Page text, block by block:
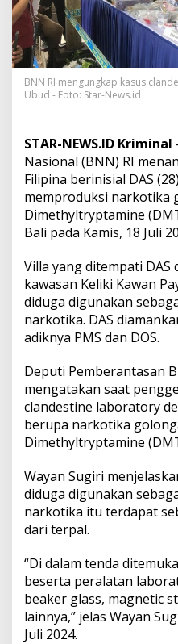
t
i
n
e
L
a
b
a
t
o
r
y
N
a
r
o
t
i
k
a
J
n
s
D
M
T
e
r
t
a
D
i
t
e
m
BNN RI mengungkap kasus
Ubud - Foto: Star-News.id
STAR-NEWS.ID Kriminal
Nasional (BNN) RI
Filipina berinisial DAS
memproduksi narkotika
Dimethyltryptamine
Bali pada Kamis, 18 Juli
Villa yang ditempati DAS
kawasan Keliki Kawan
diduga digunakan
narkotika. DAS
adiknya PMS dan DOS.
Deputi Pemberantasan
mengatakan saat
clandestine laboratory
berupa narkotika
Dimethyltryptamine
Wayan Sugiri
diduga digunakan
narkotika itu terdapat
dari terpal.
“Di dalam tenda
beserta peralatan
beaker glass, magnetic
lainnya,” jelas Wayan
Juli 2024.